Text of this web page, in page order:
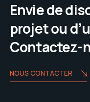
Envie de
projet ou
Contactez-
NOUS CONTACTER